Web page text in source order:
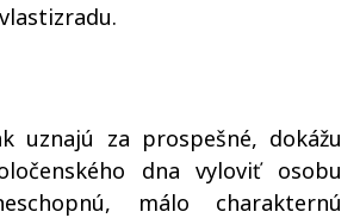
uznajú za prospešné, dokážu
dna vyloviť osobu
málo charakternú